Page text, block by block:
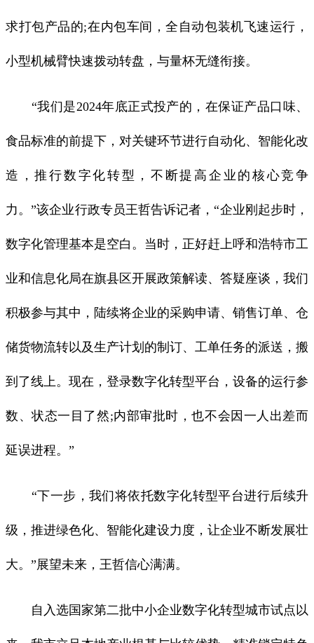
求打包产品的;在内包车间，全自动包装机飞速运行，
小型机械臂快速拨动转盘，与量杯无缝衔接。
“我们是2024年底正式投产的，在保证产品口味、
食品标准的前提下，对关键环节进行自动化、智能化改
造，推行数字化转型，不断提高企业的核心竞争
力。”该企业行政专员王哲告诉记者，“企业刚起步时，
数字化管理基本是空白。当时，正好赶上呼和浩特市工
业和信息化局在旗县区开展政策解读、答疑座谈，我们
积极参与其中，陆续将企业的采购申请、销售订单、仓
储货物流转以及生产计划的制订、工单任务的派送，搬
到了线上。现在，登录数字化转型平台，设备的运行参
数、状态一目了然;内部审批时，也不会因一人出差而
延误进程。”
“下一步，我们将依托数字化转型平台进行后续升
级，推进绿色化、智能化建设力度，让企业不断发展壮
大。”展望未来，王哲信心满满。
自入选国家第二批中小企业数字化转型城市试点以